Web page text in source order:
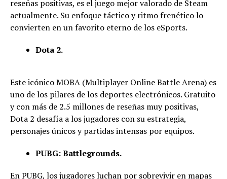
reseñas positivas, es el juego mejor valorado de Steam
actualmente. Su enfoque táctico y ritmo frenético lo
convierten en un favorito eterno de los eSports.
Dota 2.
Este icónico MOBA (Multiplayer Online Battle Arena) es
uno de los pilares de los deportes electrónicos. Gratuito
y con más de 2.5 millones de reseñas muy positivas,
Dota 2 desafía a los jugadores con su estrategia,
personajes únicos y partidas intensas por equipos.
PUBG: Battlegrounds.
En PUBG, los jugadores luchan por sobrevivir en mapas